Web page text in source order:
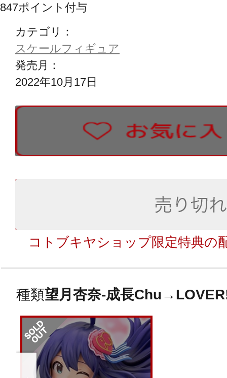
847ポイント付与
カテゴリ：
スケールフィギュア
発売月：
2022年10月17日
コトブキヤショップ限定特典の
種類望月杏奈-成長